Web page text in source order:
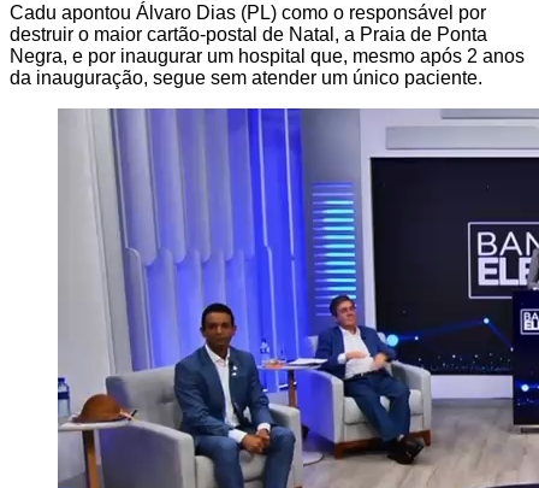
Cadu apontou Álvaro Dias (PL) como o responsável por
destruir o maior cartão-postal de Natal, a Praia de Ponta
Negra, e por inaugurar um hospital que, mesmo após 2 anos
da inauguração, segue sem atender um único paciente.